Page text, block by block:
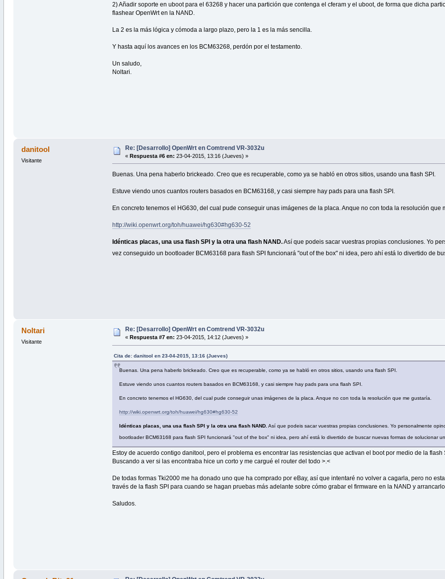
2) Añadir soporte en uboot para el 63268 y hacer una partición que contenga el cferam y el uboot, de forma que dicha
flashear OpenWrt en la NAND.
La 2 es la más lógica y cómoda a largo plazo, pero la 1 es la más sencilla.
Y hasta aquí los avances en los BCM63268, perdón por el testamento.
Un saludo,
Noltari.
danitool
Visitante
Re: [Desarrollo] OpenWrt en Comtrend VR-3032u
« Respuesta #6 en: 23-04-2015, 13:16 (Jueves) »
Buenas. Una pena haberlo brickeado. Creo que es recuperable, como ya se habló en otros sitios, usando una flash SPI.
Estuve viendo unos cuantos routers basados en BCM63168, y casi siempre hay pads para una flash SPI.
En concreto tenemos el HG630, del cual pude conseguir unas imágenes de la placa. Anque no con toda la resolución que
http://wiki.openwrt.org/toh/huawei/hg630#hg630-52
Idénticas placas, una usa flash SPI y la otra una flash NAND.Así que podeis sacar vuestras propias conclusiones. Yo
vez conseguido un bootloader BCM63168 para flash SPI funcionará "out of the box" ni idea, pero ahí está lo divertido de
Noltari
Visitante
Re: [Desarrollo] OpenWrt en Comtrend VR-3032u
« Respuesta #7 en: 23-04-2015, 14:12 (Jueves) »
Cita de: danitool en 23-04-2015, 13:16 (Jueves)
Buenas. Una pena haberlo brickeado. Creo que es recuperable, como ya se habló en otros sitios, usando una flash SPI.
Estuve viendo unos cuantos routers basados en BCM63168, y casi siempre hay pads para una flash SPI.
En concreto tenemos el HG630, del cual pude conseguir unas imágenes de la placa. Anque no con toda la resolución que me gustaría.
http://wiki.openwrt.org/toh/huawei/hg630#hg630-52
Idénticas placas, una usa flash SPI y la otra una flash NAND. Así que podeis sacar vuestras propias conclusiones. Yo personalmente
bootloader BCM63168 para flash SPI funcionará "out of the box" ni idea, pero ahí está lo divertido de buscar nuevas formas de solucionar
Estoy de acuerdo contigo danitool, pero el problema es encontrar las resistencias que activan el boot por medio de la flash
Buscando a ver si las encontraba hice un corto y me cargué el router del todo >.<
De todas formas Tki2000 me ha donado uno que ha comprado por eBay, así que intentaré no volver a cagarla, pero no
través de la flash SPI para cuando se hagan pruebas más adelante sobre cómo grabar el firmware en la NAND y
Saludos.